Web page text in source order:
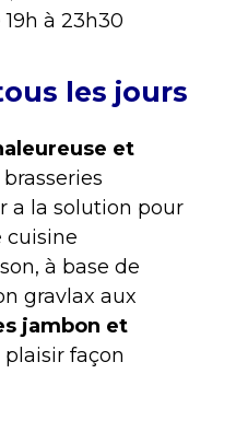
à 23h30
les jours
et
a la solution pour
cuisine
à base de
gravlax aux
jambon et
façon